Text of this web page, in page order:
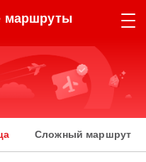
маршруты
Сложный маршрут